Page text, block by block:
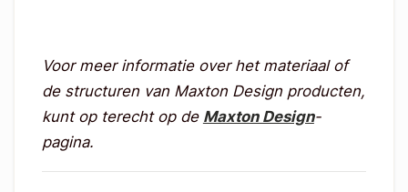
Voor meer informatie over het materiaal of
de structuren van Maxton Design producten,
kunt op terecht op de Maxton Design-
pagina.